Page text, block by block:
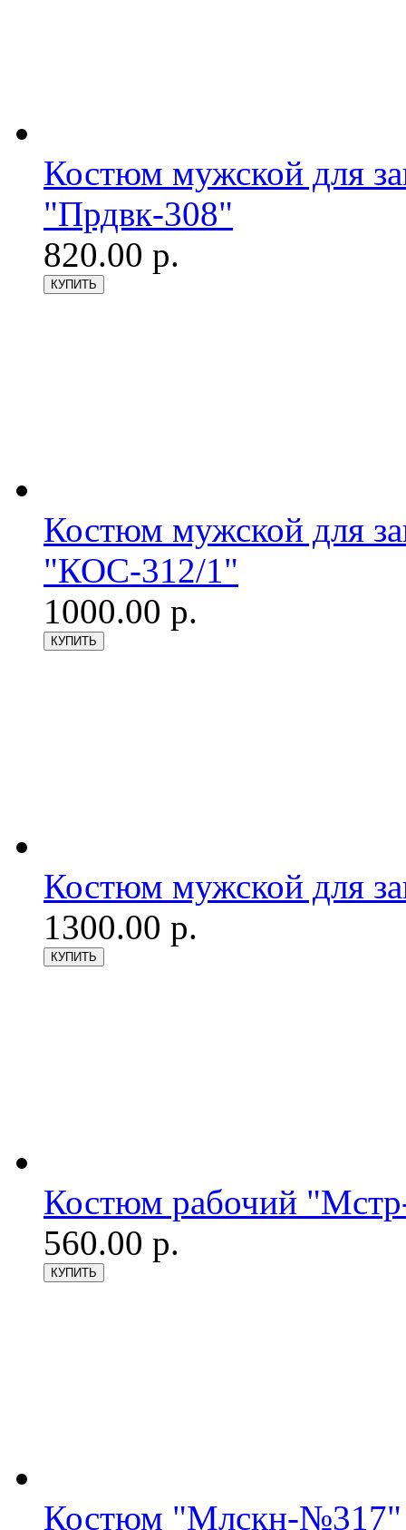
Костюм мужской для
"Прдвк-308"
820.00 р.
Костюм мужской для
"КОС-312/1"
1000.00 р.
Костюм мужской для
1300.00 р.
Костюм рабочий
560.00 р.
Костюм "Млскн-№317"